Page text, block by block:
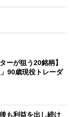
ーが狙う20銘柄】
」90歳現役トレーダ
も利益を出し続け